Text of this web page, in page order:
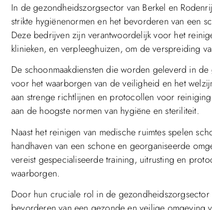
In de gezondheidszorgsector van Berkel en
strikte hygiënenormen en het bevorderen van een
Deze bedrijven zijn verantwoordelijk voor het
klinieken, en verpleeghuizen, om de verspreiding
De schoonmaakdiensten die worden geleverd in
voor het waarborgen van de veiligheid en het
aan strenge richtlijnen en protocollen voor
aan de hoogste normen van hygiëne en steriliteit.
Naast het reinigen van medische ruimtes spelen
handhaven van een schone en georganiseerde
vereist gespecialiseerde training, uitrusting en
waarborgen.
Door hun cruciale rol in de